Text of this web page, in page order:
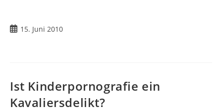
Beitrag15. Juni 2010
Ist Kinderpornografie ein
Kavaliersdelikt?